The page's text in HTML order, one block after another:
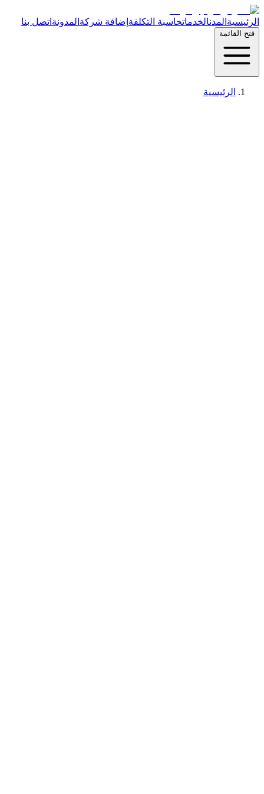
الرئيسية المدنالخدماتحاسبة التكلفة إضافة شركة المدونة اتصل بنا
فتح القائمة
الرئيسية